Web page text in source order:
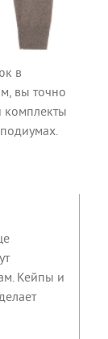
в
вы точно
Кейпы и